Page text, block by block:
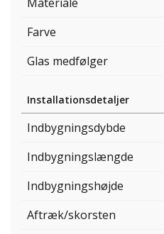
Farve
Glas medfølger
Installationsdetaljer
Indbygningsdybde
Indbygningslængde
Indbygningshøjde
Aftræk/skorsten